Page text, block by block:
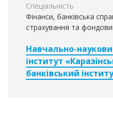
Спеціальність
Фінанси, банківська
страхування та
Навчально-
інститут
банківський